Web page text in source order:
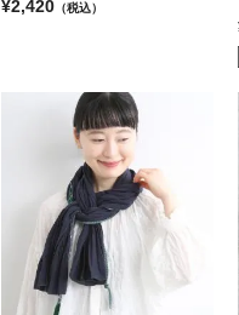
¥2,420 （税込）